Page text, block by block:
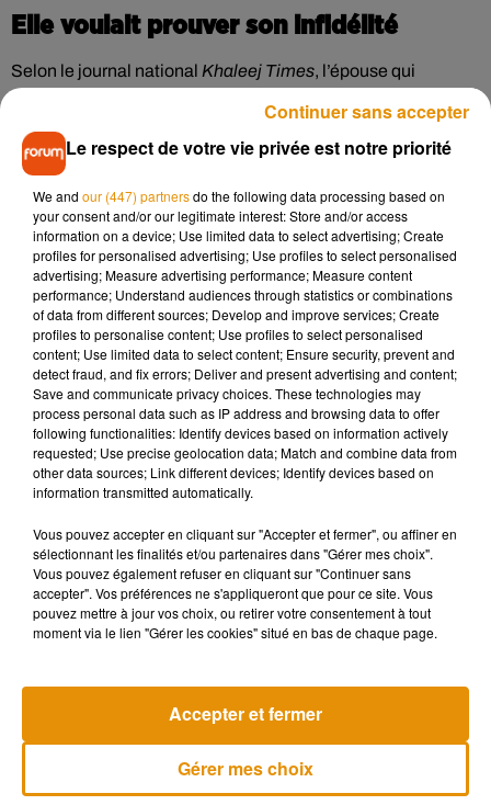
Elle voulait prouver son infidélité
Selon le journal national Khaleej Times, l’épouse qui
soupçonnait son mari d’adultère, a pris le téléphone de celui-
ci afin de pouvoir copier ses SMS et ainsi prouver son
infidélité devant le tribunal. Mais pas de chance ! Lorsqu'il
s'est rendu compte de ce qu'elle avait fait dans son dos, le
mari a porté l'action en justice en accusant sa femme
d'atteinte à la vie privée. La
cour de Ras Al Khaimah a donc
soumis l’affaire au procureur en demandant d’interroger
l’homme et sa supposée maîtresse, soit l'interlocutrice à qui
il avait adressé ces messages. Cette enquête n'a néanmoins
pas empêché la justice de condamner l'épouse à verser
1.000€ à son mari pour son acte jugé "malveillant". Une
contravention dont elle va se souvenir pendant longtemps !
Musique
6 août 2026
Pomme emprunte le décor de l’émission
« Loups Garous » pour son...
La version réécrite de « Beautiful Day »
Le respect de votre vie privée est notre priorité
We and our (447) partnersdo the following data processing based on
your consent and/or our legitimate interest: Store and/or access
information on a device; Use limited data to select advertising; Create
profiles for personalised advertising; Use profiles to select personalised
advertising; Measure advertising performance; Measure content
performance; Understand audiences through statistics or combinations
of data from different sources; Develop and improve services; Create
profiles to personalise content; Use profiles to select personalised
content; Use limited data to select content; Ensure security, prevent and
detect fraud, and fix errors; Deliver and present advertising and content;
Save and communicate privacy choices. These technologies may
process personal data such as IP address and browsing data to offer
following functionalities: Identify devices based on information actively
requested; Use precise geolocation data; Match and combine data from
other data sources; Link different devices; Identify devices based on
information transmitted automatically.
Vous pouvez accepter en cliquant sur "Accepter et fermer", ou affiner en
sélectionnant les finalités et/ou partenaires dans "Gérer mes choix".
Vous pouvez également refuser en cliquant sur "Continuer sans
accepter". Vos préférences ne s'appliqueront que pour ce site. Vous
pouvez mettre à jour vos choix, ou retirer votre consentement à tout
moment via le lien "Gérer les cookies" situé en bas de chaque page.
Gérer mes choix
Accepter et fermer
Continuer sans accepter